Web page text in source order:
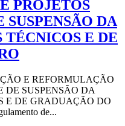
PROJETOS
SUSPENSÃO DA
TÉCNICOS E DE
E REFORMULAÇÃO
DE SUSPENSÃO DA
E DE GRADUAÇÃO DO
de...